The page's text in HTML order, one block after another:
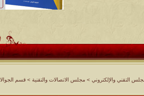
التقني والإلكتروني > مجلس الاتصالات والتقنية > قسم